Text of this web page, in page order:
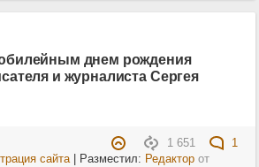
днем рождения
и журналиста Сергея
1 651
1
сайта| Разместил: Редакторот